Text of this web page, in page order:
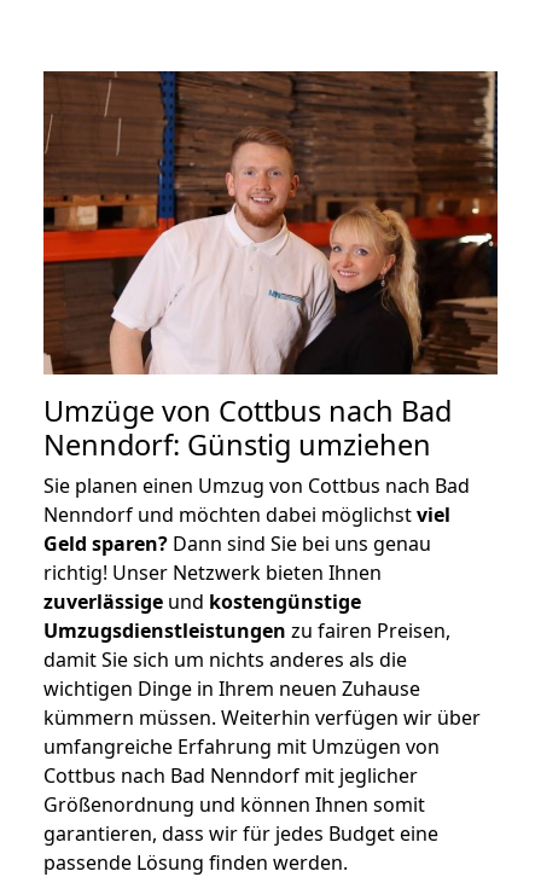
Umzüge von Cottbus nach Bad
Nenndorf: Günstig umziehen
Sie planen einen Umzug von Cottbus nach Bad
Nenndorf und möchten dabei möglichstviel
Geld sparen? Dann sind Sie bei uns genau
richtig! Unser Netzwerk bieten Ihnen
zuverlässige und kostengünstige
Umzugsdienstleistungen zu fairen Preisen,
damit Sie sich um nichts anderes als die
wichtigen Dinge in Ihrem neuen Zuhause
kümmern müssen. Weiterhin verfügen wir über
umfangreiche Erfahrung mit Umzügen von
Cottbus nach Bad Nenndorf mit jeglicher
Größenordnung und können Ihnen somit
garantieren, dass wir für jedes Budget eine
passende Lösung finden werden.